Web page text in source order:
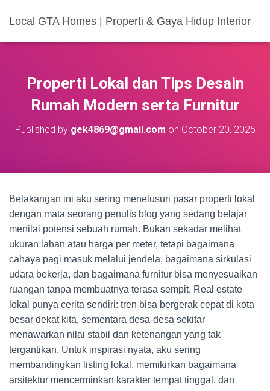
Local GTA Homes | Properti & Gaya Hidup Interior
Properti Lokal dan Tips Desain
Rumah Modern serta Furnitur
Published by gek4869@gmail.com on October 20, 2025
Belakangan ini aku sering menelusuri pasar properti lokal
dengan mata seorang penulis blog yang sedang belajar
menilai potensi sebuah rumah. Bukan sekadar melihat
ukuran lahan atau harga per meter, tetapi bagaimana
cahaya pagi masuk melalui jendela, bagaimana sirkulasi
udara bekerja, dan bagaimana furnitur bisa menyesuaikan
ruangan tanpa membuatnya terasa sempit. Real estate
lokal punya cerita sendiri: tren bisa bergerak cepat di kota
besar dekat kita, sementara desa-desa sekitar
menawarkan nilai stabil dan ketenangan yang tak
tergantikan. Untuk inspirasi nyata, aku sering
membandingkan listing lokal, memikirkan bagaimana
arsitektur mencerminkan karakter tempat tinggal, dan